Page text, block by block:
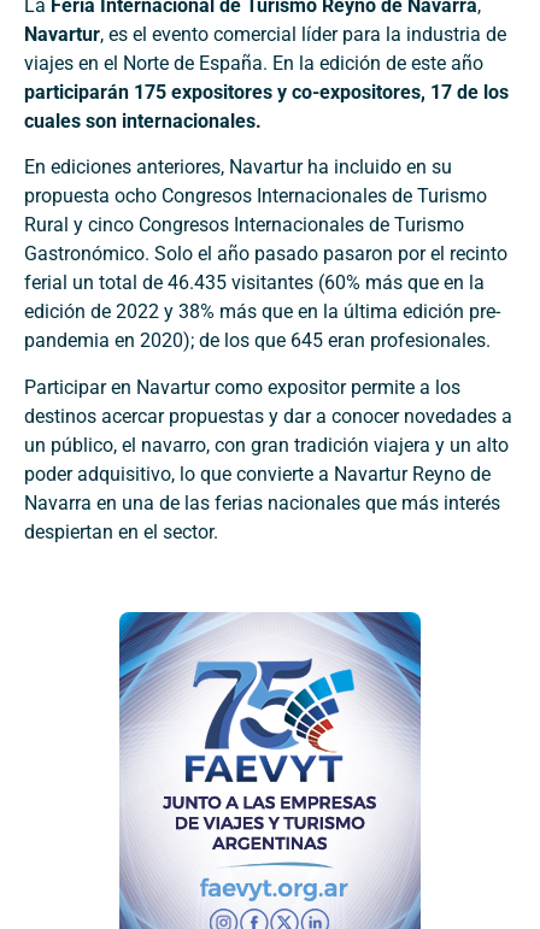
La Feria Internacional de Turismo Reyno de Navarra,
Navartur, es el evento comercial líder para la industria de
viajes en el Norte de España. En la edición de este año
participarán 175 expositores y co-expositores, 17 de los
cuales son internacionales.
En ediciones anteriores, Navartur ha incluido en su
propuesta ocho Congresos Internacionales de Turismo
Rural y cinco Congresos Internacionales de Turismo
Gastronómico. Solo el año pasado pasaron por el recinto
ferial un total de 46.435 visitantes (60% más que en la
edición de 2022 y 38% más que en la última edición pre-
pandemia en 2020); de los que 645 eran profesionales.
Participar en Navartur como expositor permite a los
destinos acercar propuestas y dar a conocer novedades a
un público, el navarro, con gran tradición viajera y un alto
poder adquisitivo, lo que convierte a Navartur Reyno de
Navarra en una de las ferias nacionales que más interés
despiertan en el sector.